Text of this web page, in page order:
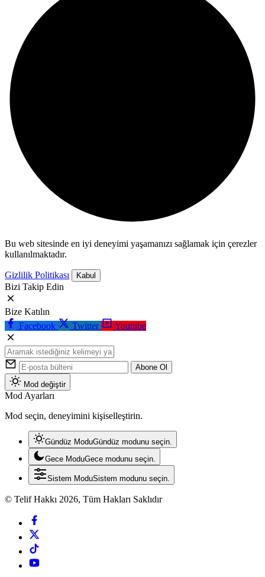
Bu web sitesinde en iyi deneyimi yaşamanızı sağlamak için çerezler
kullanılmaktadır.
Gizlilik Politikası Kabul
Bizi Takip Edin
Bize Katılın
Facebook
Twitter Youtube
Abone Ol
Mod değiştir
Mod Ayarları
Mod seçin, deneyimini kişiselleştirin.
Gündüz ModuGündüz modunu seçin.
Gece ModuGece modunu seçin.
Sistem ModuSistem modunu seçin.
© Telif Hakkı 2026, Tüm Hakları Saklıdır